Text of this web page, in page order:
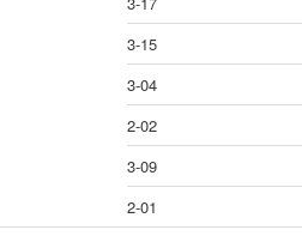
3-15
3-04
2-02
3-09
2-01